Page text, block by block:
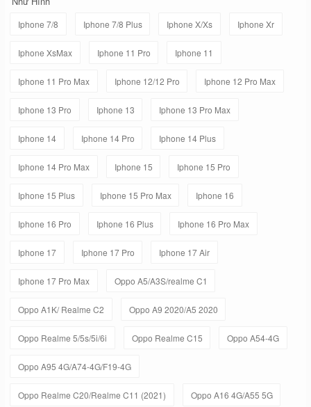
Iphone 7/8 Iphone 7/8 Plus Iphone X/Xs Iphone Xr
Iphone XsMax Iphone 11 Pro Iphone 11
Iphone 11 Pro Max Iphone 12/12 Pro Iphone 12 Pro Max
Iphone 13 Pro Iphone 13 Iphone 13 Pro Max
Iphone 14 Iphone 14 Pro Iphone 14 Plus
Iphone 14 Pro Max Iphone 15 Iphone 15 Pro
Iphone 15 Plus Iphone 15 Pro Max Iphone 16
Iphone 16 Pro Iphone 16 Plus Iphone 16 Pro Max
Iphone 17 Iphone 17 Pro Iphone 17 Air
Iphone 17 Pro Max Oppo A5/A3S/realme C1
Oppo A1K/ Realme C2 Oppo A9 2020/A5 2020
Oppo Realme 5/5s/5i/6i Oppo Realme C15 Oppo A54-4G
Oppo A95 4G/A74-4G/F19-4G
Oppo Realme C20/Realme C11 (2021) Oppo A16 4G/A55 5G